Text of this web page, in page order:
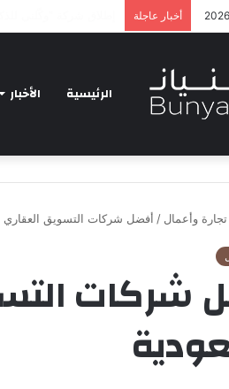
أخبار عاجلة
الرئيسية الأخبار
تجارة وأعمال / أفضل شركات التسويق العقاري
شركات